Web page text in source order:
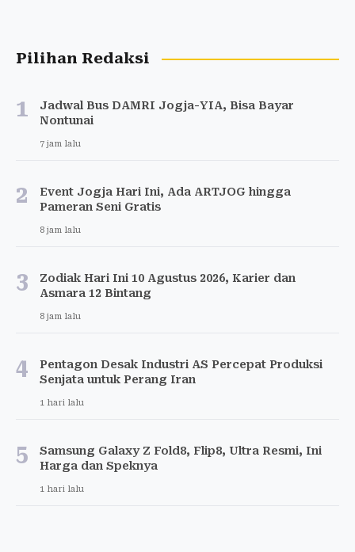
Pilihan Redaksi
1
Jadwal Bus DAMRI Jogja-YIA, Bisa Bayar
Nontunai
7 jam lalu
2
Event Jogja Hari Ini, Ada ARTJOG hingga
Pameran Seni Gratis
8 jam lalu
3
Zodiak Hari Ini 10 Agustus 2026, Karier dan
Asmara 12 Bintang
8 jam lalu
4
Pentagon Desak Industri AS Percepat Produksi
Senjata untuk Perang Iran
1 hari lalu
5
Samsung Galaxy Z Fold8, Flip8, Ultra Resmi, Ini
Harga dan Speknya
1 hari lalu